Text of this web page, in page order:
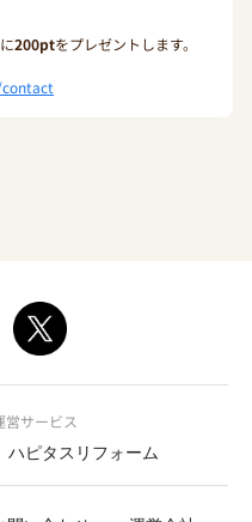
200ptをプレゼントします。
営サービス
ハピタスリフォーム